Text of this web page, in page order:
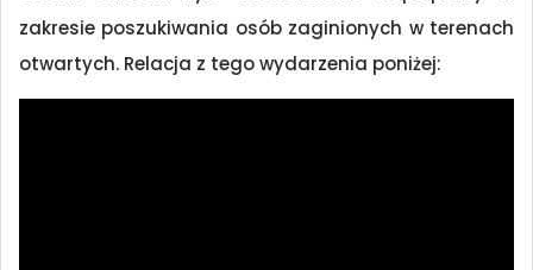
zakresie poszukiwania osób zaginionych w terenach
otwartych. Relacja z tego wydarzenia poniżej: